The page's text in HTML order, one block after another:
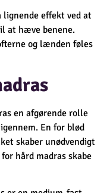
lignende effekt ved at
at hæve benene.
og lænden føles
en afgørende rolle
En for blød
skaber unødvendigt
hård madras skabe